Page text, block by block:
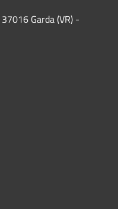
Garda (VR) -